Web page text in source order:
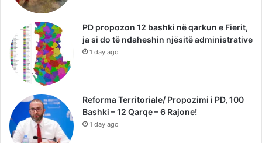
PD propozon 12 bashki në qarkun e Fierit,
ja si do të ndaheshin njësitë administrative
1 day ago
Reforma Territoriale/ Propozimi i PD, 100
Bashki – 12 Qarqe – 6 Rajone!
1 day ago